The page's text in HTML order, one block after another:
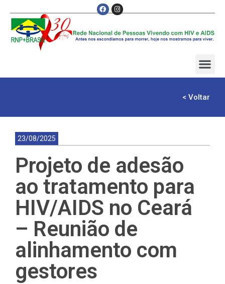
< Voltar
23/08/2025
Projeto de adesão
ao tratamento para
HIV/AIDS no Ceará
– Reunião de
alinhamento com
gestores